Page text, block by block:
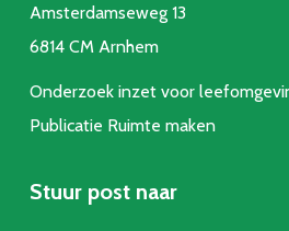
Amsterdamseweg 13
6814 CM Arnhem
Onderzoek inzet voor
Publicatie Ruimte maken
Stuur post naar